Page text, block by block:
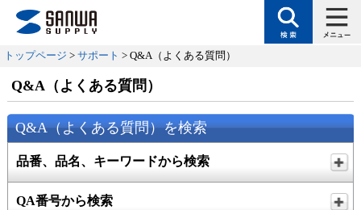
トップページ > サポート > Q&A（よくある質問）
Q&A（よくある質問）
Q&A（よくある質問）を検索
品番、品名、キーワードから検索
QA番号から検索